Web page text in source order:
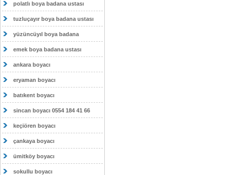
polatlı boya badana ustası
tuzluçayır boya badana ustası
yüzüncüyıl boya badana
emek boya badana ustası
ankara boyacı
eryaman boyacı
batıkent boyacı
sincan boyacı 0554 184 41 66
keçiören boyacı
çankaya boyacı
ümitköy boyacı
sokullu boyacı